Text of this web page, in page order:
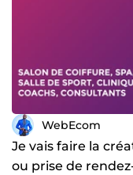
WebEcom
Je vais faire la
ou prise de